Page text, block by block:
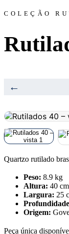
COLEÇÃO
←
Quartzo rutilado
Peso: 8.9 kg
Altura: 40 cm
Largura: 25
Origem:
Peça única